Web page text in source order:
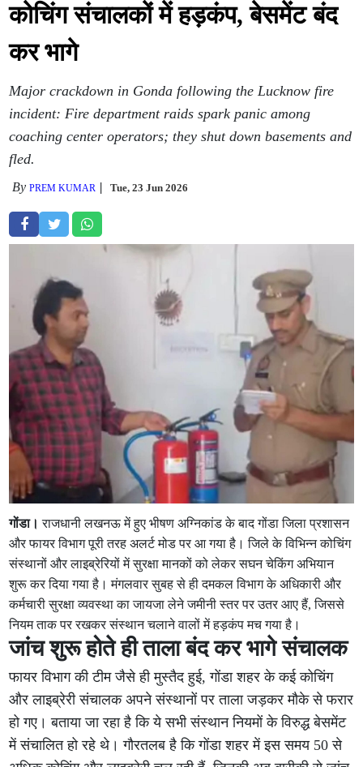
कोचिंग संचालकों में हड़कंप, बेसमेंट बंद
कर भागे
Major crackdown in Gonda following the Lucknow fire
incident: Fire department raids spark panic among
coaching center operators; they shut down basements and
fled.
ByPREM KUMAR Tue, 23 Jun 2026
गोंडा। राजधानी लखनऊ में हुए भीषण अग्निकांड के बाद गोंडा जिला प्रशासन
और फायर विभाग पूरी तरह अलर्ट मोड पर आ गया है। जिले के विभिन्न कोचिंग
संस्थानों और लाइब्रेरियों में सुरक्षा मानकों को लेकर सघन चेकिंग अभियान
शुरू कर दिया गया है। मंगलवार सुबह से ही दमकल विभाग के अधिकारी और
कर्मचारी सुरक्षा व्यवस्था का जायजा लेने जमीनी स्तर पर उतर आए हैं, जिससे
नियम ताक पर रखकर संस्थान चलाने वालों में हड़कंप मच गया है।
जांच शुरू होते ही ताला बंद कर भागे संचालक
फायर विभाग की टीम जैसे ही मुस्तैद हुई, गोंडा शहर के कई कोचिंग
और लाइब्रेरी संचालक अपने संस्थानों पर ताला जड़कर मौके से फरार
हो गए। बताया जा रहा है कि ये सभी संस्थान नियमों के विरुद्ध बेसमेंट
में संचालित हो रहे थे। गौरतलब है कि गोंडा शहर में इस समय 50 से